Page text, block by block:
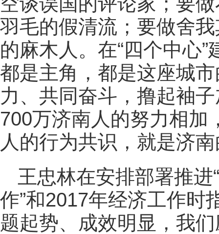
羽毛的假清流；要做舍
的麻木人。在“四个中心
都是主角，都是这座城
力、共同奋斗，撸起袖
700万济南人的努力相加
人的行为共识，就是济
王忠林在安排部署推进
作”和2017年经济工作时
题起势、成效明显，我